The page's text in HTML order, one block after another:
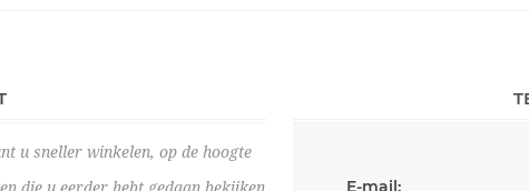
u sneller winkelen, op de hoogte
E-mail: